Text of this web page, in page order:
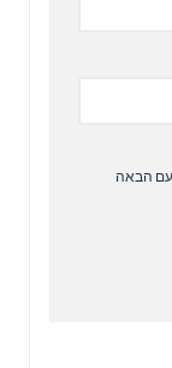
הבאה